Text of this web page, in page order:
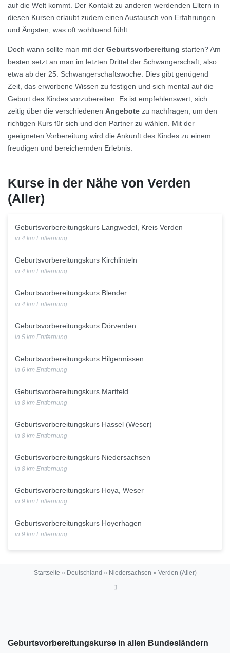
auf die Welt kommt. Der Kontakt zu anderen werdenden Eltern in
diesen Kursen erlaubt zudem einen Austausch von Erfahrungen
und Ängsten, was oft wohltuend fühlt.
Doch wann sollte man mit der Geburtsvorbereitung starten? Am
besten setzt an man im letzten Drittel der Schwangerschaft, also
etwa ab der 25. Schwangerschaftswoche. Dies gibt genügend
Zeit, das erworbene Wissen zu festigen und sich mental auf die
Geburt des Kindes vorzubereiten. Es ist empfehlenswert, sich
zeitig über die verschiedenen Angebote zu nachfragen, um den
richtigen Kurs für sich und den Partner zu wählen. Mit der
geeigneten Vorbereitung wird die Ankunft des Kindes zu einem
freudigen und bereichernden Erlebnis.
Kurse in der Nähe von Verden
(Aller)
Geburtsvorbereitungskurs Langwedel, Kreis Verden
in 4 km Entfernung
Geburtsvorbereitungskurs Kirchlinteln
in 4 km Entfernung
Geburtsvorbereitungskurs Blender
in 4 km Entfernung
Geburtsvorbereitungskurs Dörverden
in 5 km Entfernung
Geburtsvorbereitungskurs Hilgermissen
in 6 km Entfernung
Geburtsvorbereitungskurs Martfeld
in 8 km Entfernung
Geburtsvorbereitungskurs Hassel (Weser)
in 8 km Entfernung
Geburtsvorbereitungskurs Niedersachsen
in 8 km Entfernung
Geburtsvorbereitungskurs Hoya, Weser
in 9 km Entfernung
Geburtsvorbereitungskurs Hoyerhagen
in 9 km Entfernung
Startseite » Deutschland » Niedersachsen » Verden (Aller)
Geburtsvorbereitungskurse in allen Bundesländern